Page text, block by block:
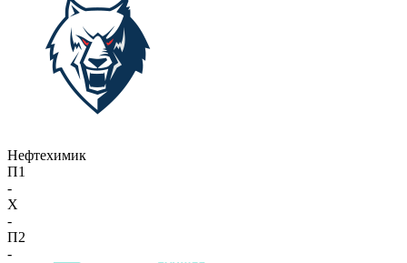
Нефтехимик
П1
-
X
-
П2
-